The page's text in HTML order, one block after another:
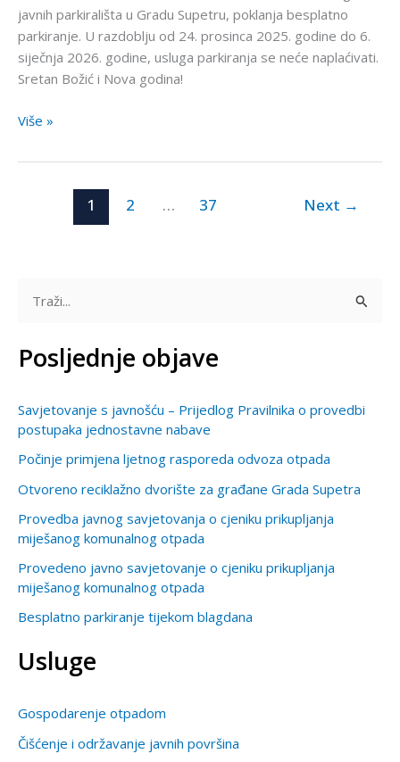
javnih parkirališta u Gradu Supetru, poklanja besplatno
parkiranje. U razdoblju od 24. prosinca 2025. godine do 6.
siječnja 2026. godine, usluga parkiranja se neće naplaćivati.
Sretan Božić i Nova godina!
Više »
1 2 … 37 Next →
a
i
:
Posljednje objave
Savjetovanje s javnošću – Prijedlog Pravilnika o provedbi
postupaka jednostavne nabave
Počinje primjena ljetnog rasporeda odvoza otpada
Otvoreno reciklažno dvorište za građane Grada Supetra
Provedba javnog savjetovanja o cjeniku prikupljanja
miješanog komunalnog otpada
Provedeno javno savjetovanje o cjeniku prikupljanja
miješanog komunalnog otpada
Besplatno parkiranje tijekom blagdana
Usluge
Gospodarenje otpadom
Čišćenje i održavanje javnih površina